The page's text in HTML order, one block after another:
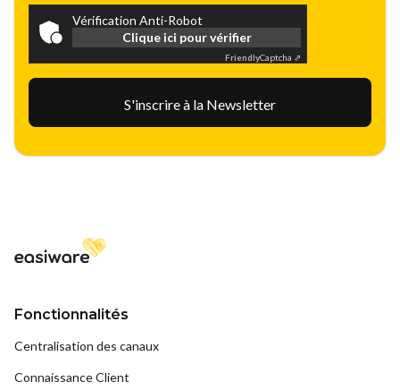
Vérification Anti-Robot
Clique ici pour vérifier
FriendlyCaptcha ⇗
Fonctionnalités
Centralisation des canaux
Connaissance Client